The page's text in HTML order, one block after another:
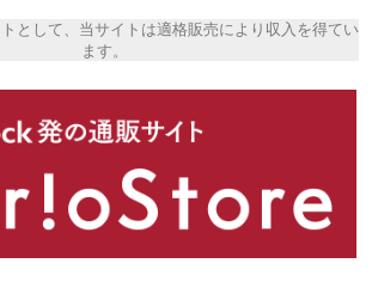
として、当サイトは適格販売により収入を得てい
ます。